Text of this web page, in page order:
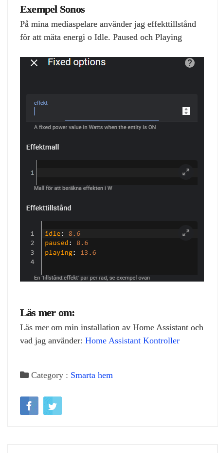
Exempel Sonos
På mina mediaspelare använder jag effekttillstånd
för att mäta energi o Idle. Paused och Playing
Läs mer om:
Läs mer om min installation av Home Assistant och
vad jag använder: Home Assistant Kontroller
Category : Smarta hem